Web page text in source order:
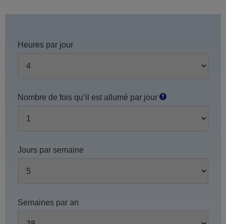
Heures par jour
Nombre de fois qu’il est allumé par jour
Jours par semaine
Semaines par an